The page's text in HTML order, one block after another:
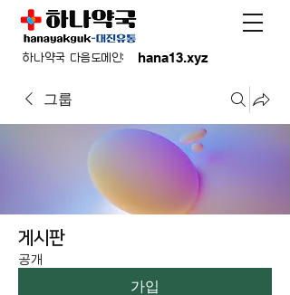
hana13.xyz
하나약국 다음도메인:
그룹
게시판
공개
가입